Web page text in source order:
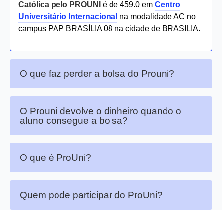
Católica pelo PROUNI
é de 459.0 em Centro
Universitário Internacional na modalidade AC no
campus PAP BRASÍLIA 08 na cidade de BRASILIA.
O que faz perder a bolsa do Prouni?
O Prouni devolve o dinheiro quando o
aluno consegue a bolsa?
O que é ProUni?
Quem pode participar do ProUni?